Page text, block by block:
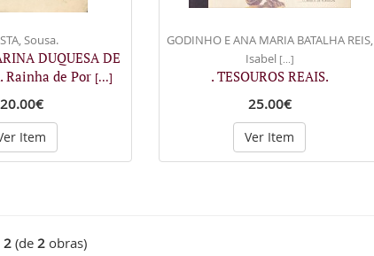
Sousa.
DUQUESA DE
Rainha de Por [...]
20.00€
Item
GODINHO E ANA MARIA BATALHA REIS,
Isabel [...]
. TESOUROS REAIS.
25.00€
Ver Item
2 (de 2 obras)